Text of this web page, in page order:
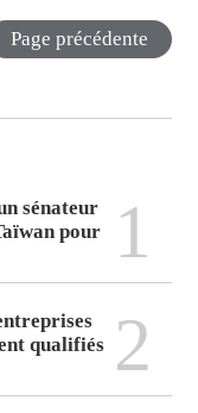
Page précédente
sénateur
pour
1
qualifiés 2